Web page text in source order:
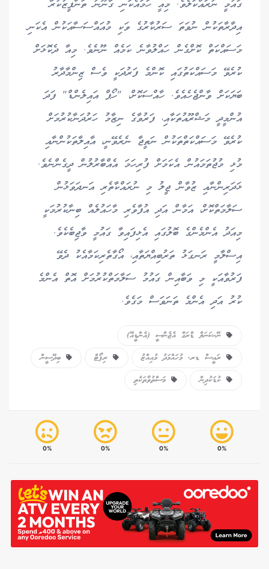
ގައުމީ ނުރައްކަލެވެ. މިއީ ހަމައެކަނި ގާނޫނު ތަންފީޒުކުރާ
އިދާރާތަކުން ނުވަތަ ސަރުކާރުގެ ވަކި މުއައްސަސާއަކުން އެކަނި
މަސައްކަތް ކޮށްގެން ހައްލުވާނެ ކަމެއް ނޫނެވެ. މިއާ ދެކޮޅަށް
ކުރެވޭ މަސައްކަތުގައި ކޮންމެ ފަރުދަކީ ވެސް ޒިންމާދާރު
ބަޔަކަށް ވާންޖެހެއެވެ. ހާއްސަކޮށް، "ހޯޕް އައިލެންޑް" ފަދަ
އުންމީދީ މަޝްރޫއުތަކާއި، ފަރުވާގެ ނިޒާމު ހަރުދަނާކުރުމަށް
ކުރެވޭ މަސައްކަތްތަކުން ނަތީޖާ ނެރެވޭނީ، އާއިލާތަކުންނާއި
މުޅި މުޖުތަމައުން އެކަމަށް ފުރިހަމަ އެއްބާރުލުން ދީގެންނެވެ.
ޅަދަރިންނާއި ޒުވާން ޖީލު މި ނުރައްކާތެރި އަނދަވަޅުން
ސަލާމަތްކޮށް، އަމާން އަދި އުފާވެރި މާހައުލެއް ބިނާކުރުމަކީ
މިއަދު އެންމެންގެ ބޮލުގައި އެޅިފައިވާ ގައުމީ ވާޖިބެކެވެ.
އިސްލާމީ ރަނގަޅު ތަރުބިއްޔަތާއި، އޯގާތެރިކަމާއެކު ދެވޭ
ފަރުވާއަކީ މި ވަބާއިން ގައުމު ސަލާމަތްކުރުމަށް އޮތް އެންމެ
ކުރު އަދި އެންމެ ތަނަވަސް މަގެވެ.
ނޭޝަނަލް ޑްރަގް އެޖެންސީ (އެންޑީއޭ)
ރައީސް ޑރ. މުހައްމަދު މުއިއްޒު
ރިޕޯޓް
ބިދޭސީން
ކުޑަކުދިން
މަސްތުވާތަކެތި
0%
0%
0%
0%